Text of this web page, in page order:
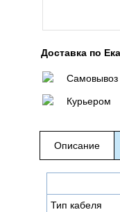
Доставка по
Самовывоз
Курьером
Описание
Тип кабеля